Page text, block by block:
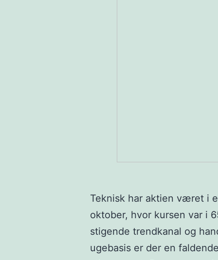
Teknisk har aktien været i
oktober, hvor kursen var i
stigende trendkanal og
ugebasis er der en